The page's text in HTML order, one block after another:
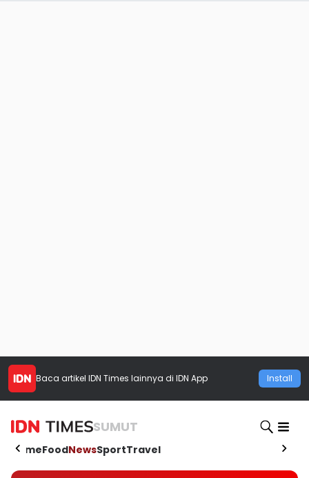
Baca artikel IDN Times lainnya di IDN App Install
SUMUT
HomeFoodNewsSportTravel